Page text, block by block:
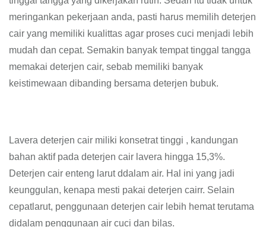
meringankan pekerjaan anda, pasti harus memilih deterjen
cair yang memiliki kualittas agar proses cuci menjadi lebih
mudah dan cepat. Semakin banyak tempat tinggal tangga
memakai deterjen cair, sebab memiliki banyak
keistimewaan dibanding bersama deterjen bubuk.
Lavera deterjen cair miliki konsetrat tinggi , kandungan
bahan aktif pada deterjen cair lavera hingga 15,3%.
Deterjen cair enteng larut ddalam air. Hal ini yang jadi
keunggulan, kenapa mesti pakai deterjen cairr. Selain
cepatlarut, penggunaan deterjen cair lebih hemat terutama
didalam penggunaan air cuci dan bilas.